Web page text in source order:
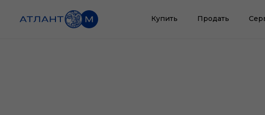
Купить Продать